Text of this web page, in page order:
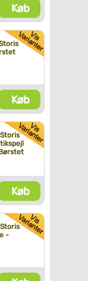
Køb
Køb
Køb
-